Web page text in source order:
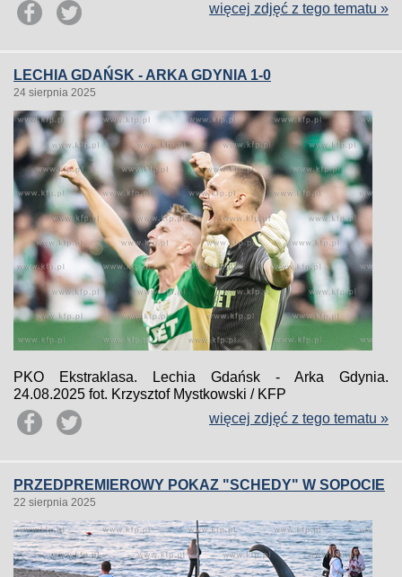
więcej zdjęć z tego tematu »
LECHIA GDAŃSK - ARKA GDYNIA 1-0
24 sierpnia 2025
PKO Ekstraklasa. Lechia Gdańsk - Arka Gdynia.
24.08.2025 fot. Krzysztof Mystkowski / KFP
więcej zdjęć z tego tematu »
PRZEDPREMIEROWY POKAZ "SCHEDY" W SOPOCIE
22 sierpnia 2025